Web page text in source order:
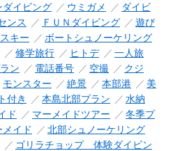
ダイビング ウミガメ
ダイビ
ンス
ＦＵＮダイビング
遊び
キー
ボートシュノーケリング
修学旅行 ヒトデ
一人旅
ン
電話番号 空撮
クジ
モンスター 絶景 本部港
美
付き
本島北部プラン
水納
ド
マーメイドツアー
冬季プ
メイド
北部シュノーケリング
ゴリラチョップ 体験ダイビン